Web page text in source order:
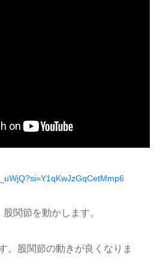
関節を動かします。
。股関節の動きが良くなりま